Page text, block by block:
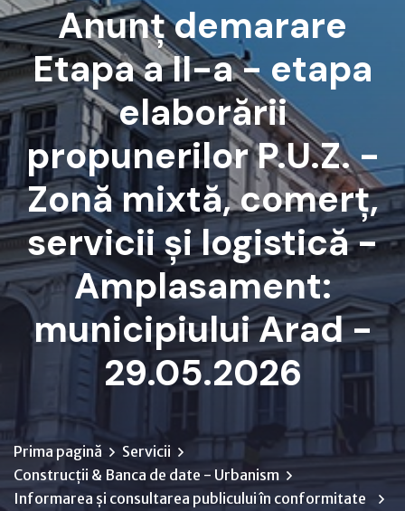
Anunț demarare
Etapa a II-a - etapa
elaborării
propunerilor P.U.Z. -
Zonă mixtă, comerț,
servicii și logistică -
Amplasament:
municipiului Arad -
29.05.2026
Prima pagină
Servicii
Construcții & Banca de date - Urbanism
Informarea și consultarea publicului în conformitate